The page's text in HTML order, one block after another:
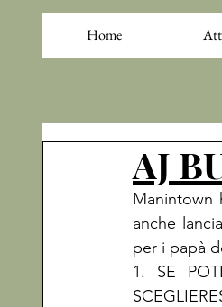
Home
AJ
Manintown
anche
per i papà
1. SE